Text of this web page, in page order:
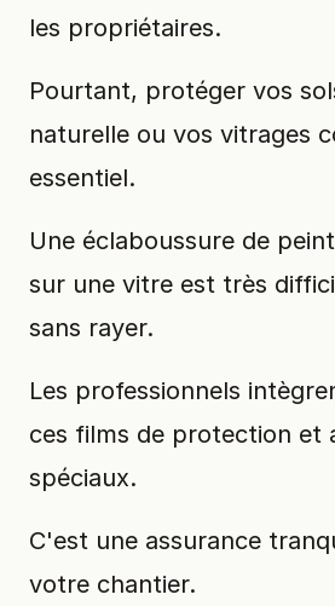
les propriétaires.
Pourtant, protéger vos
naturelle ou vos vitrages
essentiel.
Une éclaboussure de
sur une vitre est très
sans rayer.
Les professionnels
ces films de protection et
spéciaux.
C'est une assurance
votre chantier.